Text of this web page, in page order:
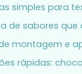
simples para
de sabores
montagem e
rápidas: